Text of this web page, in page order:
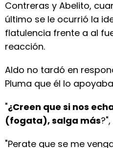
Contreras y Abelito,
último se le ocurrió la
flatulencia frente a al
reacción.
Aldo no tardó en
Pluma que él lo
"¿Creen que si nos
(fogata), salga más
"Perate que se me